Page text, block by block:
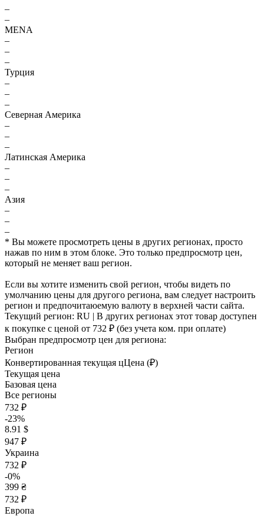
–
–
MENA
–
–
–
Турция
–
–
–
Северная Америка
–
–
–
Латинская Америка
–
–
–
Азия
–
–
–
* Вы можете просмотреть цены в других регионах, просто
нажав по ним в этом блоке. Это только предпросмотр цен,
который не меняет ваш регион.
Если вы хотите изменить свой регион, чтобы видеть по
умолчанию цены для другого региона, вам следует настроить
регион и предпочитаюемую валюту в верхней части сайта.
Текущий регион: RU | В других регионах этот товар доступен
к покупке с ценой от 732 ₽ (без учета ком. при оплате)
Выбран предпросмотр цен для региона:
Регион
Конвертированная текущая цЦена (₽)
Текущая цена
Базовая цена
Все регионы
732 ₽
-23%
8.91 $
947 ₽
Украина
732 ₽
-0%
399 ₴
732 ₽
Европа